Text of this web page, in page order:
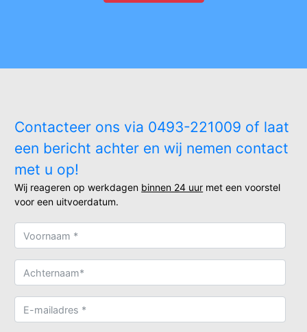
Contacteer ons via 0493-221009 of laat
een bericht achter en wij nemen contact
met u op!
Wij reageren op werkdagen binnen 24 uur met een voorstel
voor een uitvoerdatum.